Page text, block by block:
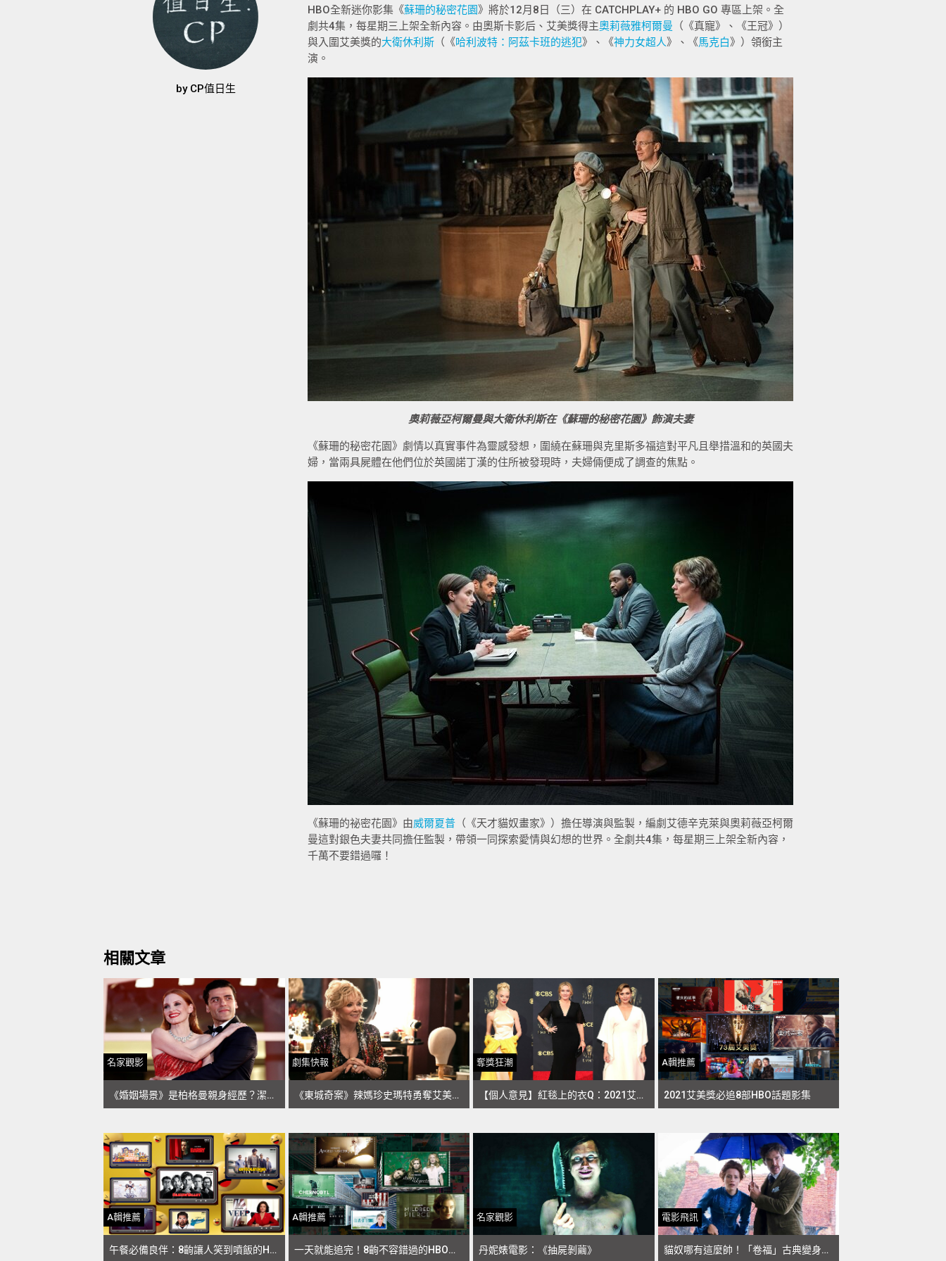
by CP值日生
HBO全新迷你影集《蘇珊的秘密花園》將於12月8日（三）在 CATCHPLAY+ 的 HBO GO 專區上架。全
劇共4集，每星期三上架全新內容。由奧斯卡影后、艾美獎得主奧莉薇雅柯爾曼 （《真寵》、《王冠》）
與入圍艾美獎的大衛休利斯 （《哈利波特：阿茲卡班的逃犯》、《神力女超人》、《馬克白》）領銜主
演。
奧莉薇亞柯爾曼與大衛休利斯在《蘇珊的秘密花園》飾演夫妻
《蘇珊的秘密花園》劇情以真實事件為靈感發想，圍繞在蘇珊與克里斯多福這對平凡且舉措溫和的英國夫
婦，當兩具屍體在他們位於英國諾丁漢的住所被發現時，夫婦倆便成了調查的焦點。
《蘇珊的祕密花園》由威爾夏普 （《天才貓奴畫家》）擔任導演與監製，編劇艾德辛克萊與奧莉薇亞柯爾
曼這對銀色夫妻共同擔任監製，帶領一同探索愛情與幻想的世界。全劇共4集，每星期三上架全新內容，
千萬不要錯過囉！
相關文章
名家觀影
《婚姻場景》是柏格曼親身經歷？潔西卡崔絲坦、奧斯卡伊薩克HBO新劇幕後解密
劇集快報
《東城奇案》辣媽珍史瑪特勇奪艾美獎影后之作 《天后與草莓》10月11日HBO GO專區全季上架
奪獎狂潮
【個人意見】紅毯上的衣Q：2021艾美獎也來愛美講！《東城》凱特經典黑對決《后翼》棋后赫本風
A輯推薦
2021艾美獎必追8部HBO話題影集
A輯推薦
午餐必備良伴：8齣讓人笑到噴飯的HBO喜劇
A輯推薦
一天就能追完！8齣不容錯過的HBO迷你影集
名家觀影
丹妮婊電影：《抽屍剝繭》
電影飛訊
貓奴哪有這麼帥！「卷福」古典變身天才傳奇插畫家